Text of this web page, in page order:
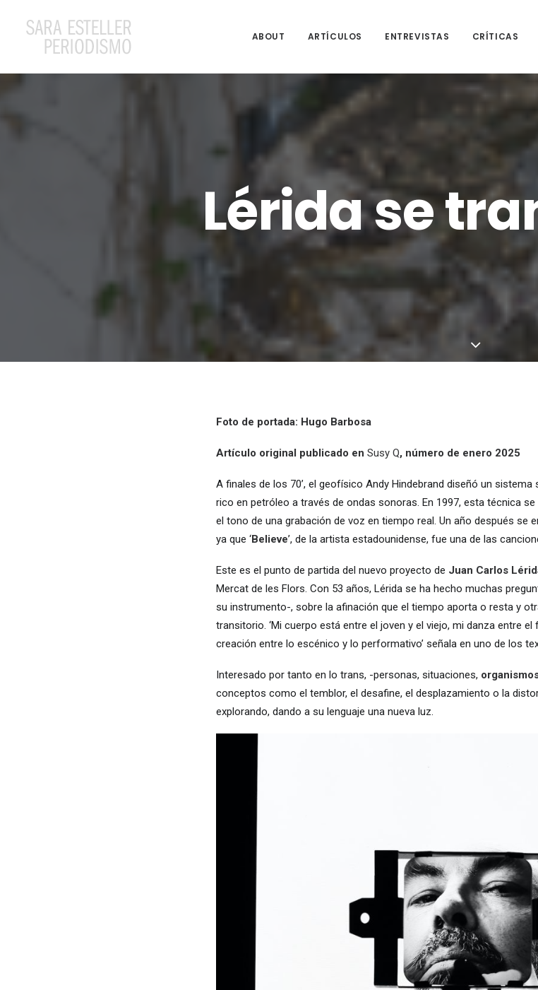
ABOUT ARTÍCULOS ENTREVISTAS CRÍTICAS
Lérida se
Foto de portada: Hugo Barbosa
Artículo original publicado en Susy Q, número de enero 2025
A finales de los 70’, el geofísico Andy Hindebrand diseñó un
rico en petróleo a través de ondas sonoras. En 1997, esta técnica
el tono de una grabación de voz en tiempo real. Un año después se
ya que ‘Believe’, de la artista estadounidense, fue una de las
Este es el punto de partida del nuevo proyecto de Juan Carlos
Mercat de les Flors. Con 53 años, Lérida se ha hecho muchas
su instrumento-, sobre la afinación que el tiempo aporta o resta y
transitorio. ‘Mi cuerpo está entre el joven y el viejo, mi danza entre
creación entre lo escénico y lo performativo’ señala en uno de los
Interesado por tanto en lo trans, -personas, situaciones,
conceptos como el temblor, el desafine, el desplazamiento o la
explorando, dando a su lenguaje una nueva luz.